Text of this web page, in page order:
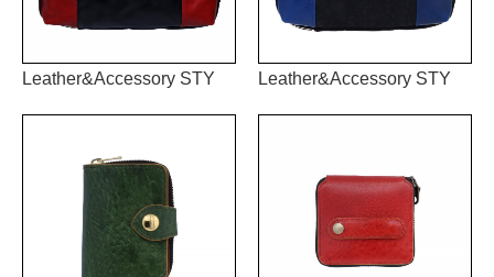
Leather&Accessory STY Leather&Accessory STY